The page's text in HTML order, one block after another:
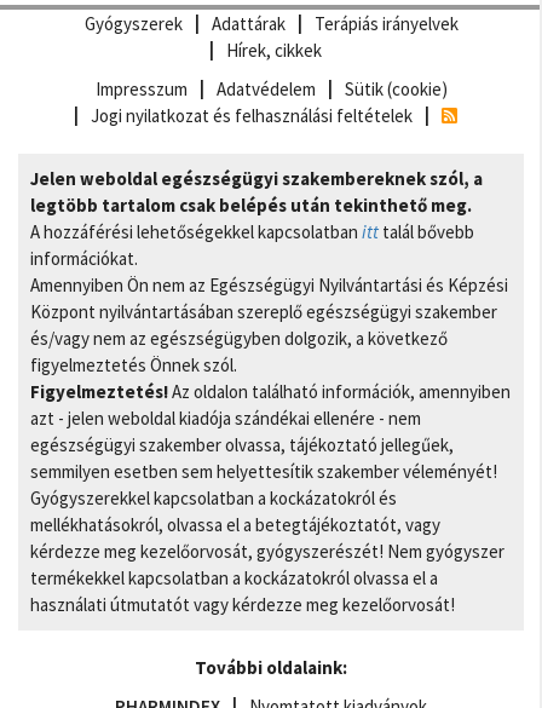
Gyógyszerek Adattárak
Terápiás irányelvek
Hírek, cikkek
Impresszum
Adatvédelem
Sütik (cookie)
Jogi nyilatkozat és felhasználási feltételek
Jelen weboldal egészségügyi szakembereknek szól, a
legtöbb tartalom csak belépés után tekinthető meg.
A hozzáférési lehetőségekkel kapcsolatban itt talál bővebb
információkat.
Amennyiben Ön nem az Egészségügyi Nyilvántartási és Képzési
Központ nyilvántartásában szereplő egészségügyi szakember
és/vagy nem az egészségügyben dolgozik, a következő
figyelmeztetés Önnek szól.
Figyelmeztetés!Az oldalon található információk, amennyiben
azt - jelen weboldal kiadója szándékai ellenére - nem
egészségügyi szakember olvassa, tájékoztató jellegűek,
semmilyen esetben sem helyettesítik szakember véleményét!
Gyógyszerekkel kapcsolatban a kockázatokról és
mellékhatásokról, olvassa el a betegtájékoztatót, vagy
kérdezze meg kezelőorvosát, gyógyszerészét! Nem gyógyszer
termékekkel kapcsolatban a kockázatokról olvassa el a
használati útmutatót vagy kérdezze meg kezelőorvosát!
További oldalaink: